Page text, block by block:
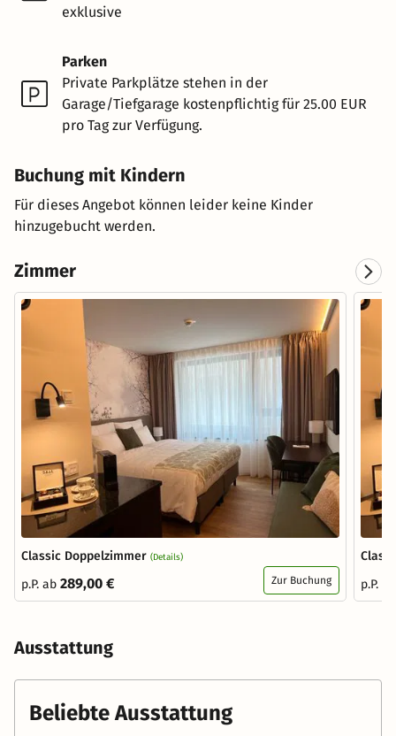
exklusive
Parken
Private Parkplätze stehen in der
Garage/Tiefgarage kostenpflichtig für 25.00 EUR
pro Tag zur Verfügung.
Buchung mit Kindern
Für dieses Angebot können leider keine Kinder
hinzugebucht werden.
Zimmer
Classic Doppelzimmer (Details)
p.P. ab 289,00 € Zur Buchung
p.P.
Ausstattung
Beliebte Ausstattung